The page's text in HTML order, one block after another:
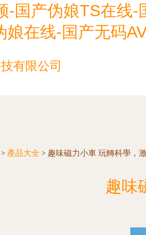
-国产伪娘TS在线
娘在线-国产无码
有限公司
> 產品大全 > 趣味磁力小車 玩轉科學，
趣味